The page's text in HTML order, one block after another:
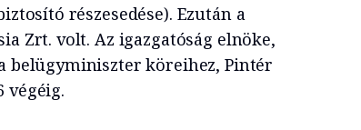
részesedése). Ezután a
Zrt. volt. Az igazgatóság elnöke,
belügyminiszter köreihez, Pintér
végéig.